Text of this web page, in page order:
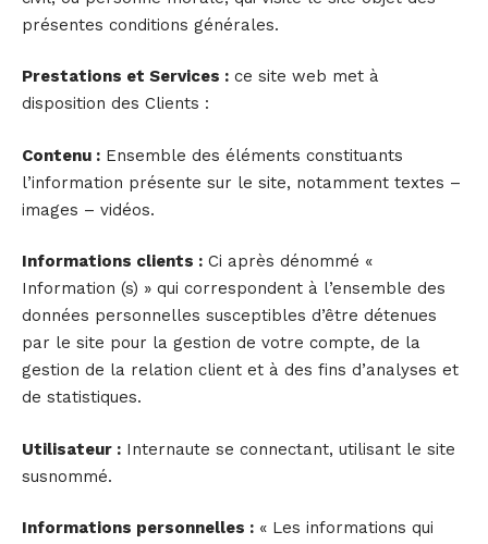
présentes conditions générales.
Prestations et Services : ce site web met à
disposition des Clients :
Contenu : Ensemble des éléments constituants
l’information présente sur le site, notamment textes –
images – vidéos.
Informations clients : Ci après dénommé «
Information (s) » qui correspondent à l’ensemble des
données personnelles susceptibles d’être détenues
par le site pour la gestion de votre compte, de la
gestion de la relation client et à des fins d’analyses et
de statistiques.
Utilisateur : Internaute se connectant, utilisant le site
susnommé.
Informations personnelles : « Les informations qui